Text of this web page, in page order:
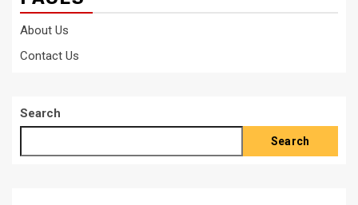
About Us
Contact Us
Search
Search